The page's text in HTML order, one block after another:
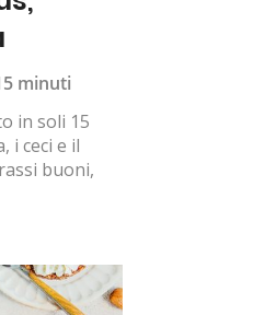
minuti
in soli 15
i ceci e il
buoni,